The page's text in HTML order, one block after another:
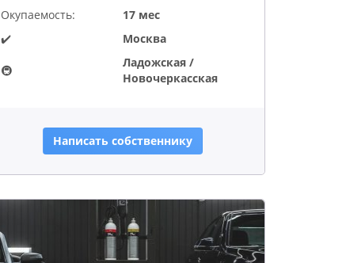
Окупаемость:
17 мес
✔️
Москва
🚇
Ладожская /
Новочеркасская
Написать собственнику